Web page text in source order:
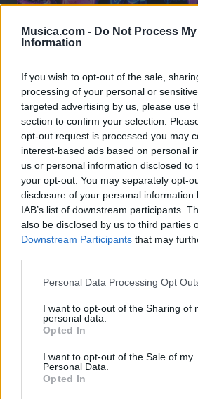
Musica.com - Do Not Process
Information
If you wish to opt-out of the sale,
processing of your personal or
targeted advertising by us, please use
section to confirm your selection.
opt-out request is processed you may
interest-based ads based on personal
us or personal information disclosed to
your opt-out. You may separately opt-
disclosure of your personal information
IAB’s list of downstream participants.
also be disclosed by us to third parties
Downstream Participants that may
Personal Data Processing Opt
I want to opt-out of the Sharing of
personal data.
Opted In
I want to opt-out of the Sale of my
Personal Data.
Opted In
Añadir un comentario ...
🪐🚀 Canciones para Ver las
Psicodelia y Space Rock 🎸✨
🌌🚀 Viaje intergaláctico: la mejor
psicodelia, space rock y
tus noches de astronomía. 🪐🎸
al firmamento y siente la gravedad
esta colección para tu próxima
✨⭐
Letras Top Artistas Playlists
B C D E F G H
N O
Z #